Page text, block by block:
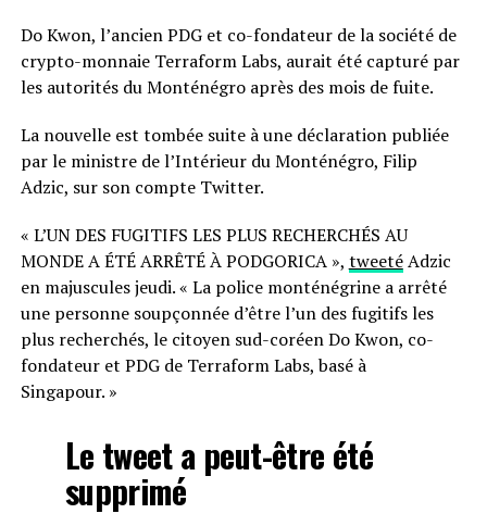
Do Kwon, l’ancien PDG et co-fondateur de la société de
crypto-monnaie Terraform Labs, aurait été capturé par
les autorités du Monténégro après des mois de fuite.
La nouvelle est tombée suite à une déclaration publiée
par le ministre de l’Intérieur du Monténégro, Filip
Adzic, sur son compte Twitter.
« L’UN DES FUGITIFS LES PLUS RECHERCHÉS AU
MONDE A ÉTÉ ARRÊTÉ À PODGORICA », tweetéAdzic
en majuscules jeudi. « La police monténégrine a arrêté
une personne soupçonnée d’être l’un des fugitifs les
plus recherchés, le citoyen sud-coréen Do Kwon, co-
fondateur et PDG de Terraform Labs, basé à
Singapour. »
Le tweet a peut-être été
supprimé